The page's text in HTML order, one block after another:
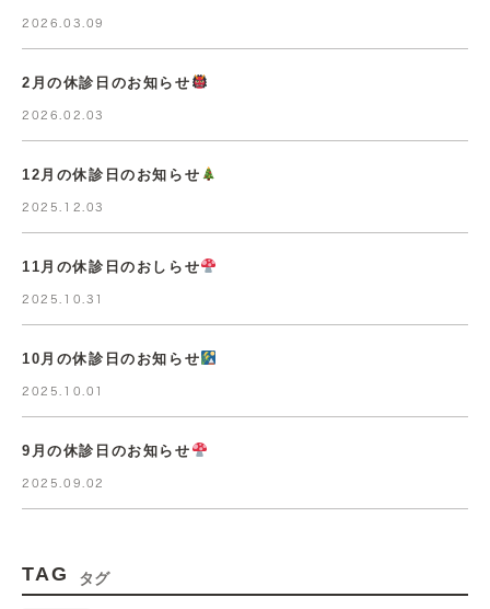
2026.03.09
2月の休診日のお知らせ
2026.02.03
12月の休診日のお知らせ
2025.12.03
11月の休診日のおしらせ
2025.10.31
10月の休診日のお知らせ
2025.10.01
9月の休診日のお知らせ
2025.09.02
TAG タグ